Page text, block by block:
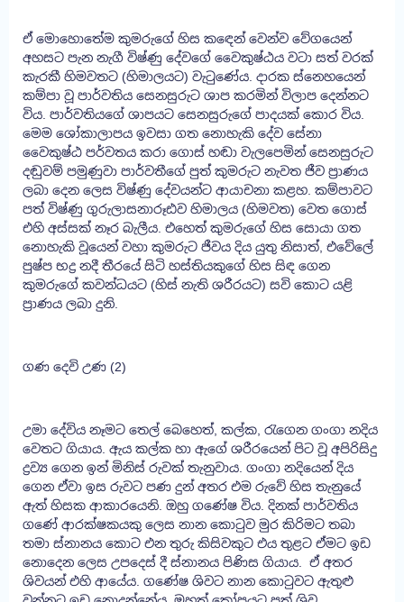
ඒ මොහොතේම කුමරුගේ හිස කඳෙන් වෙන්ව වේගයෙන්
අහසට පැන නැගී විෂ්ණු දේවගේ වෛකුෂ්ඨය වටා සත් වරක්
කැරකී හිමවතට (හිමාලයට) වැටුණේය. දාරක ස්නෙහයෙන්
කම්පා වූ පාර්වතිය සෙනසුරුට ශාප කරමින් විලාප දෙන්නට
විය. පාර්වතියගේ ශාපයට සෙනසුරුගේ පාදයක් කොර විය.
මෙම ශෝකාලාපය ඉවසා ගත නොහැකි දේව සේනා
වෛකුෂ්ඨ පර්වතය කරා ගොස් හඬා වැලපෙමින් සෙනසුරුට
දඬුවම් පමුණුවා පාර්වතීගේ පුත් කුමරුට නැවත ජීව ප්‍රාණය
ලබා දෙන ලෙස විෂ්ණු දේවයන්ට ආයාචනා කළහ. කම්පාවට
පත් විෂ්ණු ගුරුලාසනාරූඪව හිමාලය (හිමවත) වෙත ගොස්
එහි අස්සක් නෑර බැලීය. එහෙත් කුමරුගේ හිස සොයා ගත
නොහැකි වූයෙන් වහා කුමරුට ජීවය දිය යුතු නිසාත්, එවේලේ
පුෂ්ප භද්‍ර නදී තීරයේ සිටි හස්තියකුගේ හිස සිඳ ගෙන
කුමරුගේ කවන්ධයට (හිස් නැති ශරීරයට) සවි කොට යළි
ප්‍රාණය ලබා දුනි.
ගණ දෙවි උණ (2)
උමා දේවිය නෑමට තෙල් බෙහෙත්, කල්ක, රැගෙන ගංගා නදිය
වෙතට ගියාය. ඇය කල්ක හා ඇගේ ශරීරයෙන් පිට වූ අපිරිසිදු
ද්‍රව්‍ය ගෙන ඉන් මිනිස් රුවක් තැනුවාය. ගංගා නදියෙන් දිය
ගෙන ඒවා ඉස රුවට පණ දුන් අතර එම රුවේ හිස තැනුයේ
ඇත් හිසක ආකාරයෙනි. ඔහු ගණේෂ විය. දිනක් පාර්වතිය
ගණේ ආරක්ෂකයකු ලෙස නාන කොටුව මුර කිරිමට තබා
තමා ස්නානය කොට එන තුරු කිසිවකුට එය තුළට ඒමට ඉඩ
නොදෙන ලෙස උපදෙස් දී ස්නානය පිණිස ගියාය. ඒ අතර
ශිවයන් එහි ආයේය. ගණේෂ ශිවට නාන කොටුවට ඇතුළු